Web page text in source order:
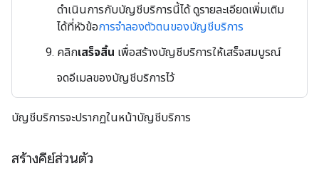
ดำเนินการกับบัญชีบริการนี้ได้ ดูรายละเอียดเพิ่มเติม
ได้ที่หัวข้อการจำลองตัวตนของบัญชีบริการ
คลิกเสร็จสิ้น เพื่อสร้างบัญชีบริการให้เสร็จสมบูรณ์
จดอีเมลของบัญชีบริการไว้
บัญชีบริการจะปรากฏในหน้าบัญชีบริการ
สร้างคีย์ส่วนตัว